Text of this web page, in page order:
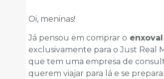
Oi, meninas!
Já pensou em comprar o
exclusivamente para o Just Real
que tem uma empresa de
querem viajar para lá e se